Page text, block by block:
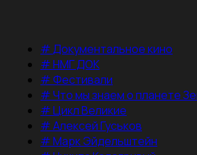
#Документальное кино
#НМГ ДОК
#Фестивали
#Что мы знаем о планете
#Цикл Великие
#Алексей Гуськов
#Марк Эйдельштейн